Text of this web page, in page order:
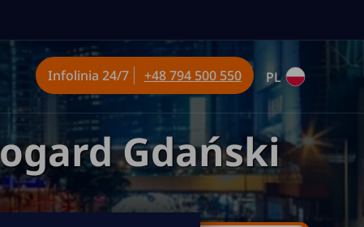
Gdański
Infolinia 24/7 +48 794 500 550 PL